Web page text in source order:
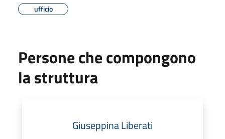
ufficio
Persone che compongono
la struttura
Giuseppina Liberati